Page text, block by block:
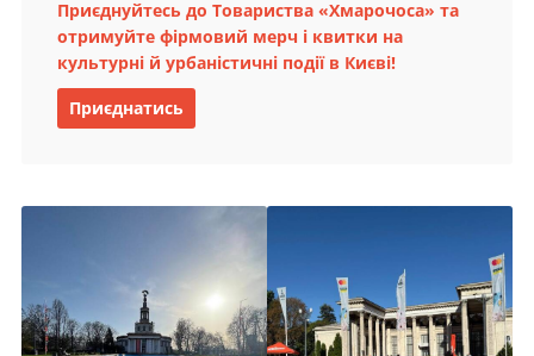
Приєднуйтесь до Товариства «Хмарочоса» та
отримуйте фірмовий мерч і квитки на
культурні й урбаністичні події в Києві!
Приєднатись